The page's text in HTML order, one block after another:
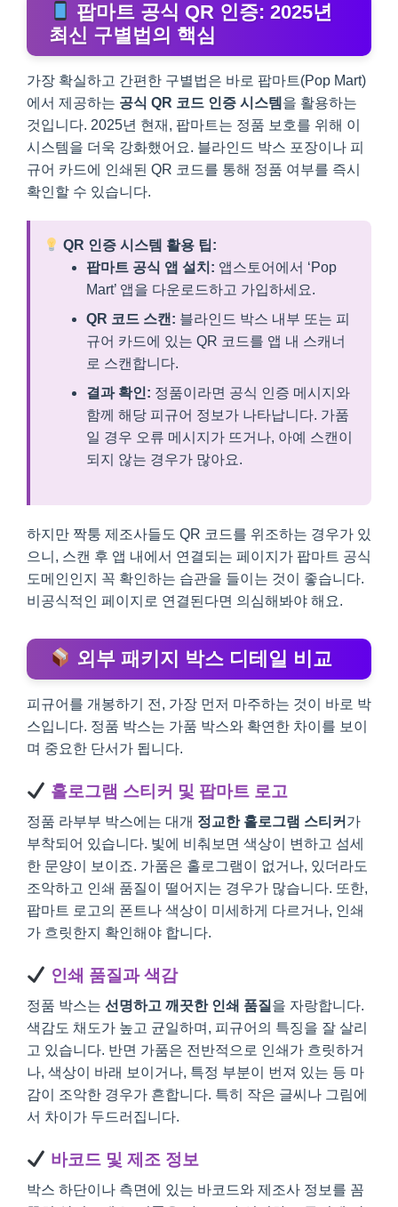
팝마트 공식 QR 인증: 2025년
최신 구별법의 핵심
가장 확실하고 간편한 구별법은 바로 팝마트(Pop Mart)
에서 제공하는 공식 QR 코드 인증 시스템 을 활용하는
것입니다. 2025년 현재, 팝마트는 정품 보호를 위해 이
시스템을 더욱 강화했어요. 블라인드 박스 포장이나 피
규어 카드에 인쇄된 QR 코드를 통해 정품 여부를 즉시
확인할 수 있습니다.
QR 인증 시스템 활용 팁:
팝마트 공식 앱 설치: 앱스토어에서 ‘Pop
Mart’ 앱을 다운로드하고 가입하세요.
QR 코드 스캔: 블라인드 박스 내부 또는 피
규어 카드에 있는 QR 코드를 앱 내 스캐너
로 스캔합니다.
결과 확인: 정품이라면 공식 인증 메시지와
함께 해당 피규어 정보가 나타납니다. 가품
일 경우 오류 메시지가 뜨거나, 아예 스캔이
되지 않는 경우가 많아요.
하지만 짝퉁 제조사들도 QR 코드를 위조하는 경우가 있
으니, 스캔 후 앱 내에서 연결되는 페이지가 팝마트 공식
도메인인지 꼭 확인하는 습관을 들이는 것이 좋습니다.
비공식적인 페이지로 연결된다면 의심해봐야 해요.
외부 패키지 박스 디테일 비교
피규어를 개봉하기 전, 가장 먼저 마주하는 것이 바로 박
스입니다. 정품 박스는 가품 박스와 확연한 차이를 보이
며 중요한 단서가 됩니다.
홀로그램 스티커 및 팝마트 로고
정품 라부부 박스에는 대개 정교한 홀로그램 스티커 가
부착되어 있습니다. 빛에 비춰보면 색상이 변하고 섬세
한 문양이 보이죠. 가품은 홀로그램이 없거나, 있더라도
조악하고 인쇄 품질이 떨어지는 경우가 많습니다. 또한,
팝마트 로고의 폰트나 색상이 미세하게 다르거나, 인쇄
가 흐릿한지 확인해야 합니다.
인쇄 품질과 색감
정품 박스는 선명하고 깨끗한 인쇄 품질 을 자랑합니다.
색감도 채도가 높고 균일하며, 피규어의 특징을 잘 살리
고 있습니다. 반면 가품은 전반적으로 인쇄가 흐릿하거
나, 색상이 바래 보이거나, 특정 부분이 번져 있는 등 마
감이 조악한 경우가 흔합니다. 특히 작은 글씨나 그림에
서 차이가 두드러집니다.
바코드 및 제조 정보
박스 하단이나 측면에 있는 바코드와 제조사 정보를 꼼